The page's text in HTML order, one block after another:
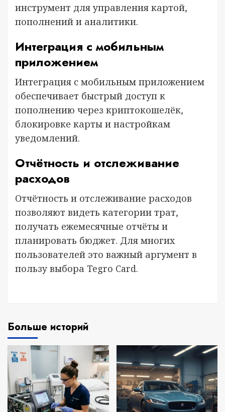
инструмент для управления картой,
пополнений и аналитики.
Интеграция с мобильным
приложением
Интеграция с мобильным приложением
обеспечивает быстрый доступ к
пополнению через криптокошелёк,
блокировке карты и настройкам
уведомлений.
Отчётность и отслеживание
расходов
Отчётность и отслеживание расходов
позволяют видеть категории трат,
получать ежемесячные отчёты и
планировать бюджет. Для многих
пользователей это важный аргумент в
пользу выбора Tegro Card.
Больше историй